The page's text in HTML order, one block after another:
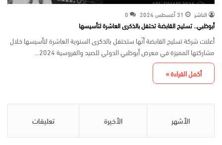
الناشر 31 أغسطس 2024 0
أبوظبي.. تسليح القابضة تحتفل بالذكرى العاشرة لتأسيسها
أعلنت شركة تسليح القابضة أنّها ستحتفل بالذكرى السنوية العاشرة لتأسيسها خلال
مشاركتها المميزة في معرض أبوظبي الدولي للصيد والفروسية 2024…
أكمل القراءة »
الأشهر الأخيرة تعليقات